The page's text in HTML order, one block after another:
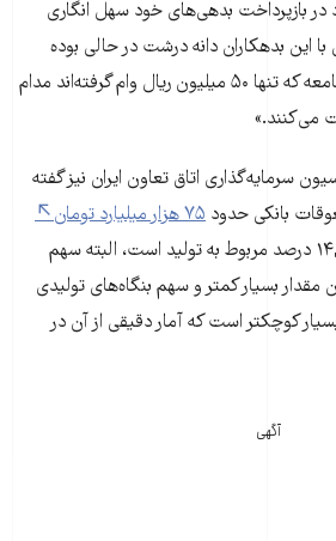
در بازپرداخت بدهی‌های خود سهل انگاری
این بدهکاران دانه درشت در حالی بوده
است که افراد آسیب پذیر جامعه که تنها ۵۰ میلیون ریال وام گرفته‌اند مدام
می‌کنند.»
سرمایه‌گذاری اتاق تعاون ایران نیز گفته
بانکی حدود ۷۵ هزار میلیارد تومان
است که از این میزان تنها ۱۴,۵ درصد مربوط به تولید است، البته سهم
مقدار بسیار کمتر و سهم بنگاه‌های تولیدی
کوچکتر است که آمار دقیقی از آن در
آگهی